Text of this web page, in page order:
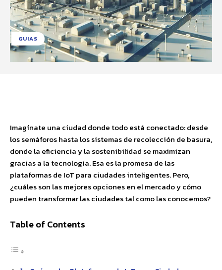
GUIAS
Imagínate una ciudad donde todo está conectado: desde
los semáforos hasta los sistemas de recolección de basura,
donde la eficiencia y la sostenibilidad se maximizan
gracias a la tecnología. Esa es la promesa de las
plataformas de IoT para ciudades inteligentes. Pero,
¿cuáles son las mejores opciones en el mercado y cómo
pueden transformar las ciudades tal como las conocemos?
Table of Contents